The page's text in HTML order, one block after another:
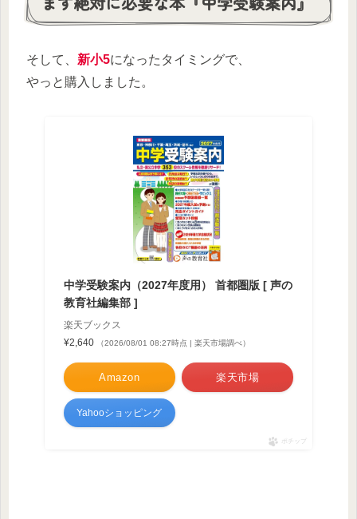
そして、 新小5になったタイミングで、
やっと購入しました。
中学受験案内（2027年度用） 首都圏版 [ 声の
教育社編集部 ]
楽天ブックス
¥2,640
（2026/08/01 08:27時点 | 楽天市場調べ）
Amazon 楽天市場
Yahooショッピング
ポチップ